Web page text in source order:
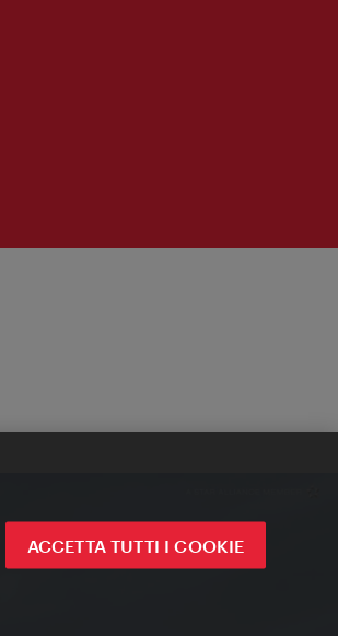
ACCETTA TUTTI I COOKIE